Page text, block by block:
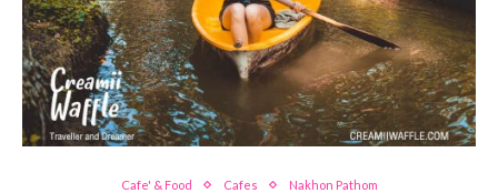
Cafe' & Food Cafes Nakhon Pathom